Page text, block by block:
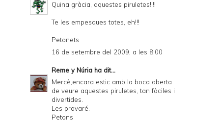
Quina gràcia, aquestes piruletes!!!!
Te les empesques totes, eh!!!
Petonets
16 de setembre del 2009, a les 8:00
Reme y Núria ha dit...
Mercè,encara estic amb la boca oberta
de veure aquestes piruletes, tan fàciles i
divertides.
Les provaré.
Petons